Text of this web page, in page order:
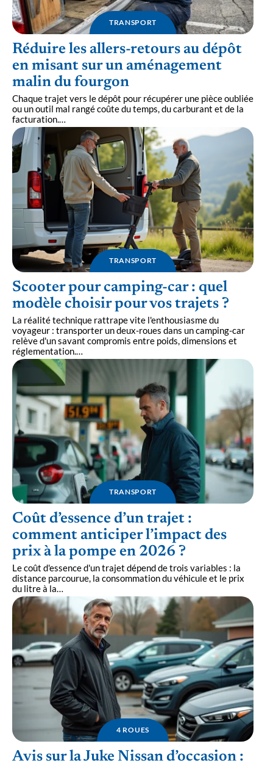
TRANSPORT
Réduire les allers-retours au dépôt
en misant sur un aménagement
malin du fourgon
Chaque trajet vers le dépôt pour récupérer une pièce oubliée
ou un outil mal rangé coûte du temps, du carburant et de la
facturation.…
TRANSPORT
Scooter pour camping-car : quel
modèle choisir pour vos trajets ?
La réalité technique rattrape vite l'enthousiasme du
voyageur : transporter un deux-roues dans un camping-car
relève d'un savant compromis entre poids, dimensions et
réglementation.
TRANSPORT
Coût d’essence d’un trajet :
comment anticiper l’impact des
prix à la pompe en 2026 ?
Le coût d'essence d'un trajet dépend de trois variables : la
distance parcourue, la consommation du véhicule et le prix
du litre à la…
4 ROUES
Avis sur la Juke Nissan d’occasion :